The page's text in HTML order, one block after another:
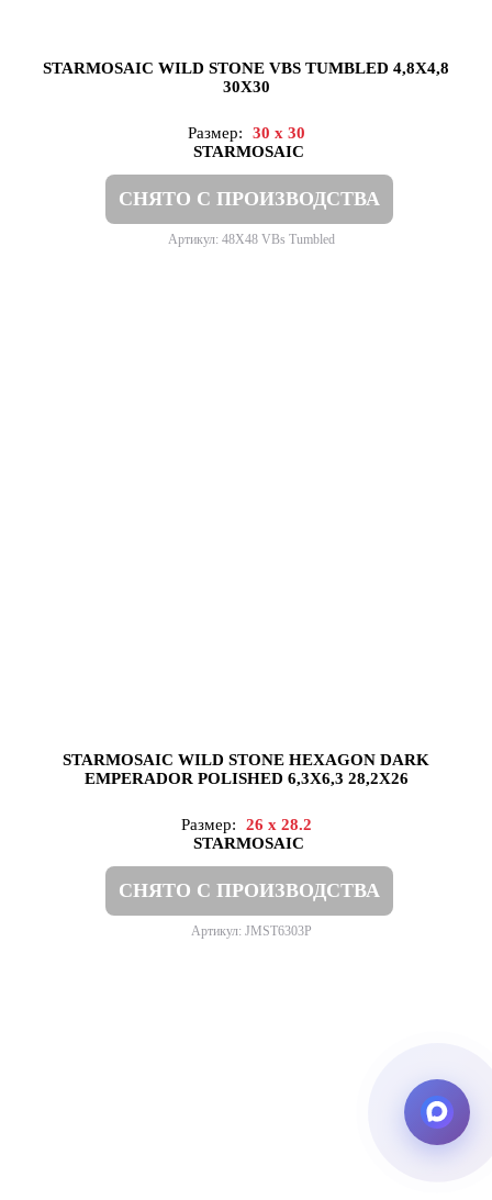
STARMOSAIC WILD STONE VBS TUMBLED 4,8X4,8
30X30
Размер:
30 x 30
STARMOSAIC
СНЯТО С ПРОИЗВОДСТВА
Артикул: 48X48 VBs Tumbled
STARMOSAIC WILD STONE HEXAGON DARK
EMPERADOR POLISHED 6,3X6,3 28,2X26
Размер:
26 x 28.2
STARMOSAIC
СНЯТО С ПРОИЗВОДСТВА
Артикул: JMST6303P